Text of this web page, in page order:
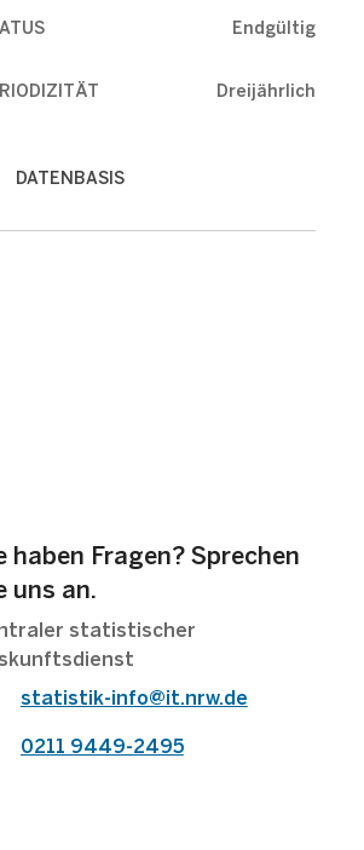
Wassereinbau) Wasserabgabe
Endgültig
Dreijährlich
DATENBASIS
haben Fragen? Sprechen
uns an.
statistischer
statistik-info@it.nrw.de
0211 9449-2495